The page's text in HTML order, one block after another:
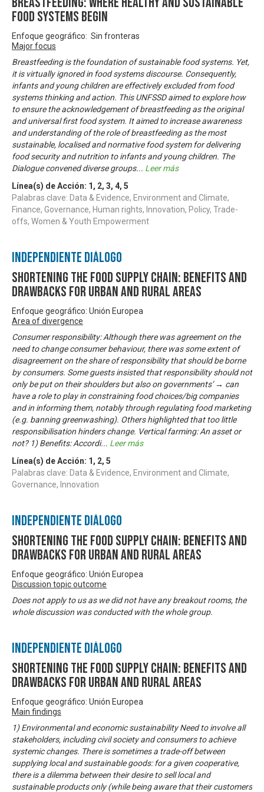
food systems begin
Enfoque geográfico: Sin fronteras
Major focus
Breastfeeding is the foundation of sustainable food systems. Yet,
it is virtually ignored in food systems discourse. Consequently,
infants and young children are effectively excluded from food
systems thinking and action. This UNFSSD aimed to explore how
to ensure the acknowledgement of breastfeeding as the original
and universal first food system. It aimed to increase awareness
and understanding of the role of breastfeeding as the most
sustainable, localised and normative food system for delivering
food security and nutrition to infants and young children. The
Dialogue convened diverse groups... Leer más
Línea(s) de Acción: 1 , 2, 3, 4, 5
Palabras clave: Data & Evidence, Environment and Climate,
Finance, Governance, Human rights, Innovation, Policy, Trade-
offs, Women & Youth Empowerment
Independiente Diálogo
Shortening the food supply chain: Benefits and
drawbacks for urban and rural areas
Enfoque geográfico: Unión Europea
Area of divergence
Consumer responsibility: Although there was agreement on the
need to change consumer behaviour, there was some extent of
disagreement on the share of responsibility that should be borne
by consumers. Some guests insisted that responsibility should not
only be put on their shoulders but also on governments’ → can
have a role to play in constraining food choices/big companies
and in informing them, notably through regulating food marketing
(e.g. banning greenwashing). Others highlighted that too little
responsibilisation hinders change. Vertical farming: An asset or
not? 1) Benefits: Accordi... Leer más
Línea(s) de Acción: 1 , 2, 5
Palabras clave: Data & Evidence, Environment and Climate,
Governance, Innovation
Independiente Diálogo
Shortening the food supply chain: Benefits and
drawbacks for urban and rural areas
Enfoque geográfico: Unión Europea
Discussion topic outcome
Does not apply to us as we did not have any breakout rooms, the
whole discussion was conducted with the whole group.
Independiente Diálogo
Shortening the food supply chain: Benefits and
drawbacks for urban and rural areas
Enfoque geográfico: Unión Europea
Main findings
1) Environmental and economic sustainability Need to involve all
stakeholders, including civil society and consumers to achieve
systemic changes. There is sometimes a trade-off between
supplying local and sustainable goods: for a given cooperative,
there is a dilemma between their desire to sell local and
sustainable products only (while being aware that their customers